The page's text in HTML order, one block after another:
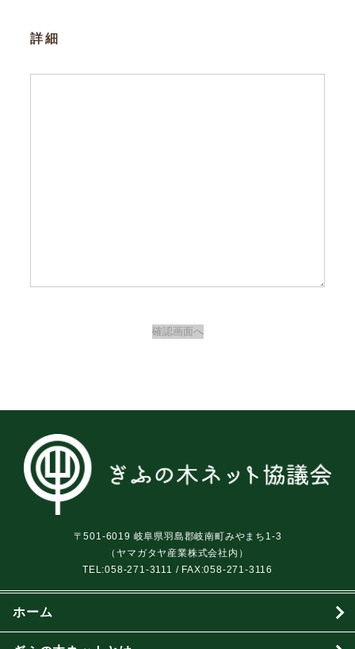
詳細
〒501-6019 岐阜県羽島郡岐南町みやまち1-3
（ヤマガタヤ産業株式会社内）
TEL:058-271-3111 / FAX:058-271-3116
ホーム